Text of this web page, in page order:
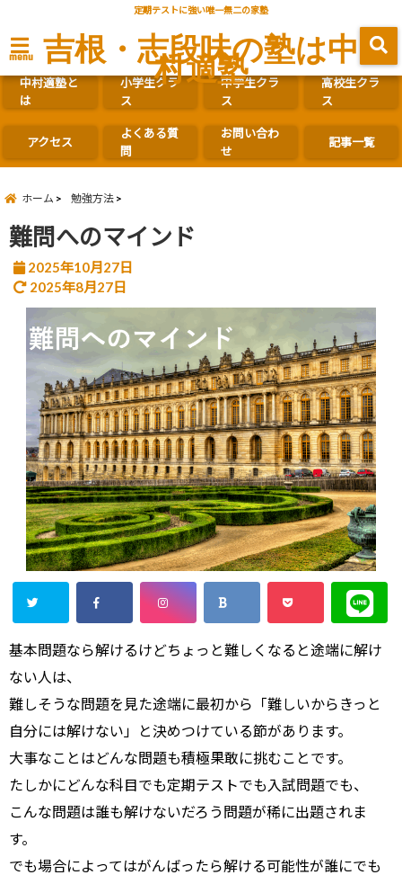
定期テストに強い唯一無二の家塾
menu 吉根・志段味の塾は中
村適塾
中村適塾と
は
小学生クラ
ス
中学生クラ
ス
高校生クラ
ス
アクセス
よくある質
問
お問い合わ
せ
記事一覧
ホーム 勉強方法
難問へのマインド
2025年10月27日
2025年8月27日
基本問題なら解けるけどちょっと難しくなると途端に解け
ない人は、
難しそうな問題を見た途端に最初から「難しいからきっと
自分には解けない」と決めつけている節があります。
大事なことはどんな問題も積極果敢に挑むことです。
たしかにどんな科目でも定期テストでも入試問題でも、
こんな問題は誰も解けないだろう問題が稀に出題されま
す。
でも場合によってはがんばったら解ける可能性が誰にでも